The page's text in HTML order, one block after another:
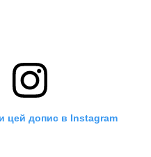
цей допис в Instagram